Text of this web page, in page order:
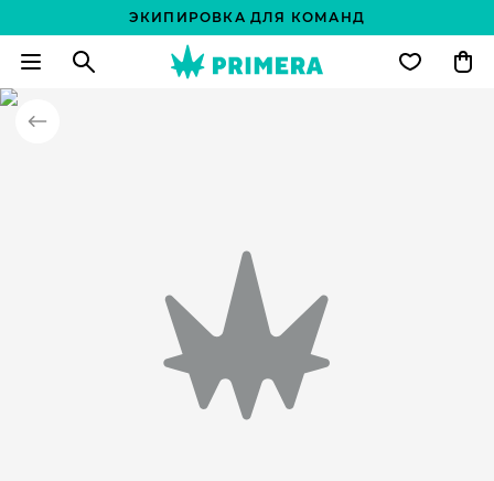
ЭКИПИРОВКА ДЛЯ КОМАНД